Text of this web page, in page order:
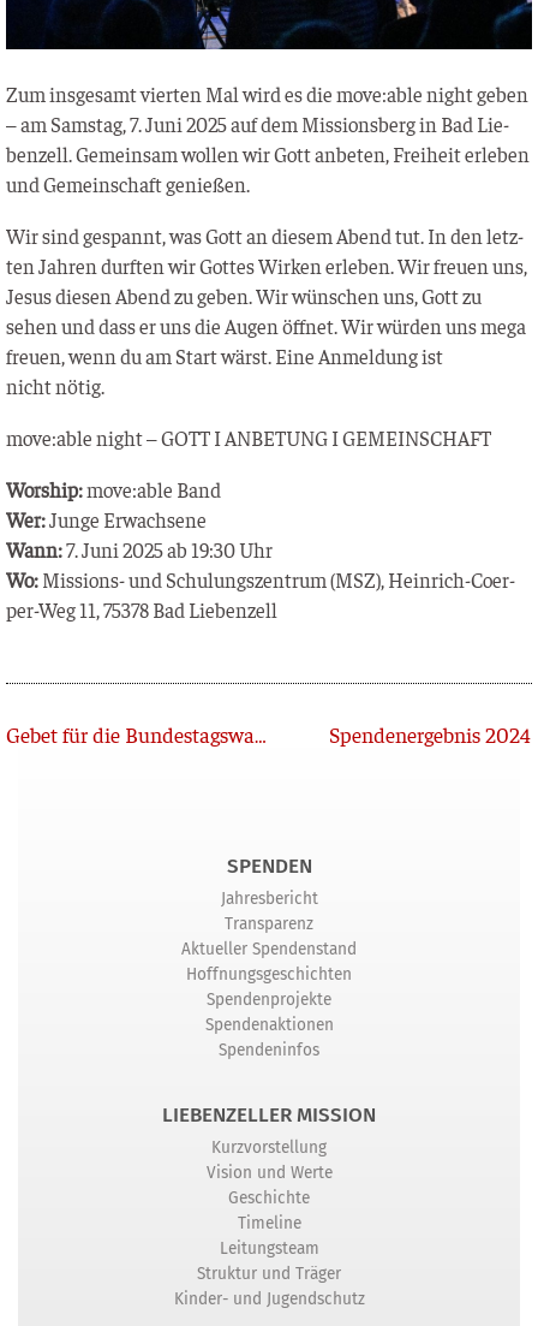
Zum ins­ge­samt vier­ten Mal wird es die move:able night geben
– am Sams­tag, 7. Juni 2025 auf dem Mis­si­ons­berg in Bad Lie­
ben­zell. Gemein­sam wol­len wir Gott anbe­ten, Frei­heit erle­ben
und Gemein­schaft genießen.
Wir sind gespannt, was Gott an die­sem Abend tut. In den letz­
ten Jah­ren durf­ten wir Got­tes Wir­ken erle­ben. Wir freu­en uns,
Jesus die­sen Abend zu geben. Wir wün­schen uns, Gott zu
sehen und dass er uns die Augen öff­net. Wir wür­den uns mega
freu­en, wenn du am Start wärst. Eine Anmel­dung ist
nicht nötig.
move:able night – GOTT I ANBETUNG I GEMEINSCHAFT
Wor­ship:move:able Band
Wer:Jun­ge Erwachsene
Wann:7. Juni 2025 ab 19:30 Uhr
Wo:Mis­si­ons- und Schu­lungs­zen­trum (MSZ), Hein­rich-Coer­
per-Weg 11, 75378 Bad Liebenzell
Zurück Gebet für die Bundestagswahl Spendenergebnis 2024
SPENDEN
Jahresbericht
Transparenz
Aktueller Spendenstand
Hoffnungsgeschichten
Spendenprojekte
Spendenaktionen
Spendeninfos
LIEBENZELLER MISSION
Kurzvorstellung
Vision und Werte
Geschichte
Timeline
Leitungsteam
Struktur und Träger
Kinder- und Jugendschutz